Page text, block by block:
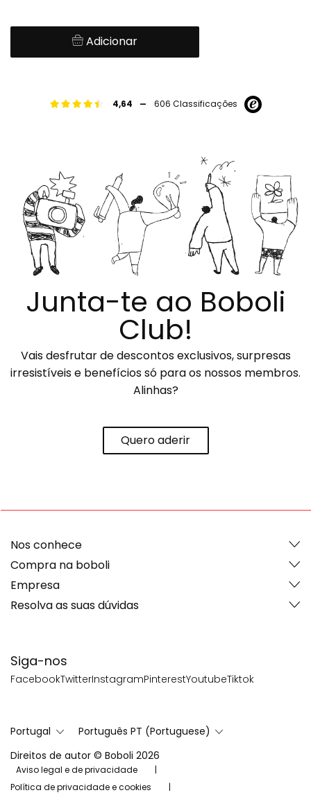
Adicionar
4,64 - 606 Classificações
Junta-te ao Boboli
Club!
Vais desfrutar de descontos exclusivos, surpresas
irresistíveis e benefícios só para os nossos membros.
Alinhas?
Quero aderir
Siga-nos
FacebookTwitterInstagramPinterestYoutubeTiktok
Nos conhece
Compra na boboli
Empresa
Resolva as suas dúvidas
Portugal
Português PT (Portuguese)
Direitos de autor © Boboli 2026
Aviso legal e de privacidade
Política de privacidade e cookies